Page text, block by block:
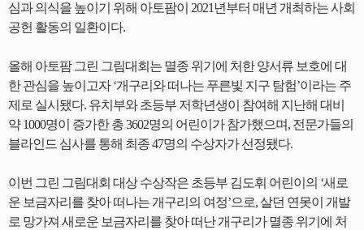
심과 의식을 높이기 위해 아토팜이 2021년부터 매년 개최하는 사회
공헌 활동의 일환이다.
올해 아토팜 그린 그림대회는 멸종 위기에 처한 양서류 보호에 대
한 관심을 높이고자 ‘개구리와 떠나는 푸른빛 지구 탐험’이라는 주
제로 실시됐다. 유치부와 초등부 저학년생이 참여해 지난해 대비
약 1000명이 증가한 총 3602명의 어린이가 참가했으며, 전문가들의
블라인드 심사를 통해 최종 47명의 수상자가 선정됐다.
이번 그린 그림대회 대상 수상작은 초등부 김도휘 어린이의 ‘새로
운 보금자리를 찾아 떠나는 개구리의 여정’으로, 살던 연못이 개발
로 망가져 새로운 보금자리를 찾아 떠난 개구리가 멸종 위기에 처